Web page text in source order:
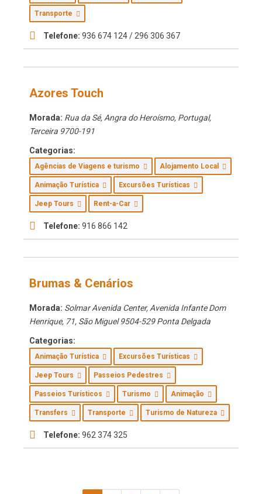
Transporte
Telefone: 936 674 124 / 296 306 367
Azores Touch
Morada: Rua da Sé, Angra do Heroísmo, Portugal,
Terceira 9700-191
Categorias:
Agências de Viagens e turismo Alojamento Local
Animação Turística Excursões Turísticas
Jeep Tours Rent-a-Car
Telefone: 916 866 142
Brumas & Cenários
Morada: Solmar Avenida Center, Avenida Infante Dom
Henrique, 71, São Miguel 9504-529 Ponta Delgada
Categorias:
Animação Turística Excursões Turísticas
Jeep Tours Passeios Pedestres
Passeios Turísticos Turismo Animação
Transfers Transporte Turismo de Natureza
Telefone: 962 374 325